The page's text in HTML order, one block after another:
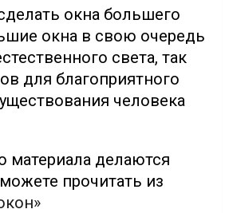
окна большего
окна в свою очередь
света, так
для благоприятного
человека
материала делаются
прочитать из